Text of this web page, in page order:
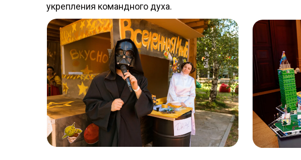
укрепления командного духа.